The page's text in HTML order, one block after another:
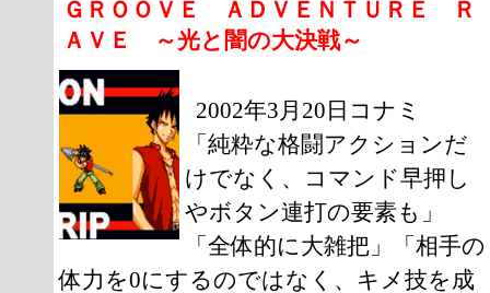
ＧＲＯＯＶＥ ＡＤＶＥＮＴＵＲＥ Ｒ
ＡＶＥ ～光と闇の大決戦～
2002年3月20日コナミ
「純粋な格闘アクションだ
けでなく、コマンド早押し
やボタン連打の要素も」
「全体的に大雑把」「相手の
体力を0にするのではなく、キメ技を成